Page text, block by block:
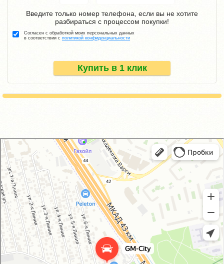
Купить в 1 клик
Введите только номер телефона, если вы не хотите
разбираться с процессом покупки!
Согласен с обработкой моих персональных данных
в соответствии с политикой конфиденциальности
GM-City&VAG-Repair
Автосервис, автотехцентр в Москве
Магазин автозапчастей и автотоваров в Москве